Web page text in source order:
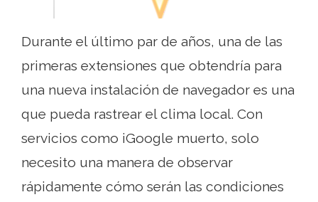
Durante el último par de años, una de las
primeras extensiones que obtendría para
una nueva instalación de navegador es una
que pueda rastrear el clima local. Con
servicios como iGoogle muerto, solo
necesito una manera de observar
rápidamente cómo serán las condiciones